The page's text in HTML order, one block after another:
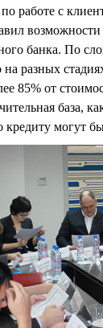
работе с
возможности
банка. По
разных
85% от
база,
могут